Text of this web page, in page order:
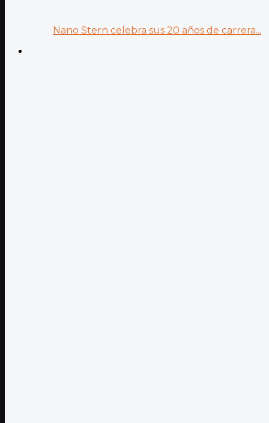
Nano Stern celebra sus 20 años de carrera...